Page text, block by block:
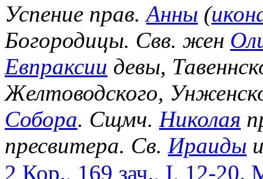
Успение прав. Анны (
Богородицы. Свв. жен
Евпраксии девы,
Желтоводского,
Собора. Сщмч. Николая
пресвитера. Св. Ираиды
2 Кор., 169 зач., I, 12-20.